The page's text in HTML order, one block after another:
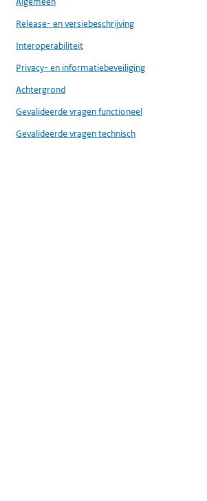
Release- en versiebeschrijving
Interoperabiliteit
Privacy- en informatiebeveiliging
Achtergrond
Gevalideerde vragen functioneel
Gevalideerde vragen technisch